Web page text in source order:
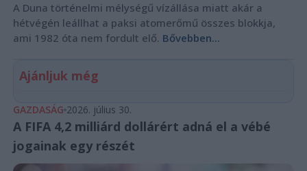
A Duna történelmi mélységű vízállása miatt akár a
hétvégén leállhat a paksi atomerőmű összes blokkja,
ami 1982 óta nem fordult elő. Bővebben...
Ajánljuk még
GAZDASÁG 2026. július 30.
A FIFA 4,2 milliárd dollárért adná el a vébé
jogainak egy részét